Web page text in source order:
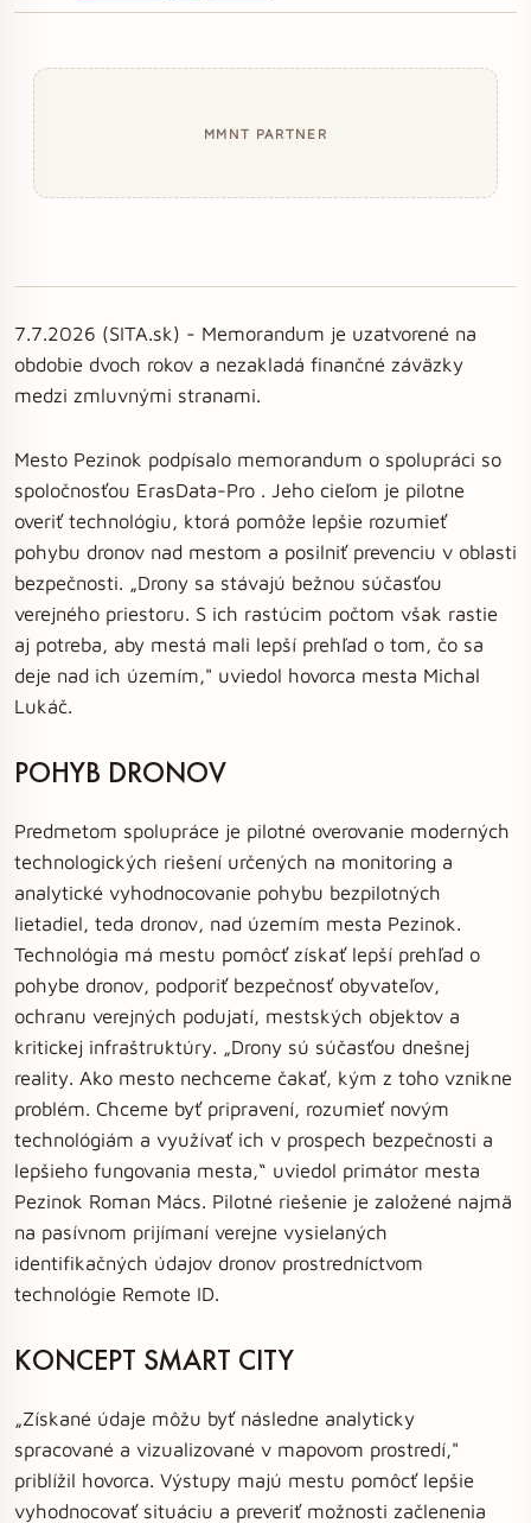
MMNT PARTNER
7.7.2026 (SITA.sk) - Memorandum je uzatvorené na
obdobie dvoch rokov a nezakladá finančné záväzky
medzi zmluvnými stranami.
Mesto Pezinok podpísalo memorandum o spolupráci so
spoločnosťou ErasData-Pro . Jeho cieľom je pilotne
overiť technológiu, ktorá pomôže lepšie rozumieť
pohybu dronov nad mestom a posilniť prevenciu v oblasti
bezpečnosti. „Drony sa stávajú bežnou súčasťou
verejného priestoru. S ich rastúcim počtom však rastie
aj potreba, aby mestá mali lepší prehľad o tom, čo sa
deje nad ich územím," uviedol hovorca mesta Michal
Lukáč.
POHYB DRONOV
Predmetom spolupráce je pilotné overovanie moderných
technologických riešení určených na monitoring a
analytické vyhodnocovanie pohybu bezpilotných
lietadiel, teda dronov, nad územím mesta Pezinok.
Technológia má mestu pomôcť získať lepší prehľad o
pohybe dronov, podporiť bezpečnosť obyvateľov,
ochranu verejných podujatí, mestských objektov a
kritickej infraštruktúry. „Drony sú súčasťou dnešnej
reality. Ako mesto nechceme čakať, kým z toho vznikne
problém. Chceme byť pripravení, rozumieť novým
technológiám a využívať ich v prospech bezpečnosti a
lepšieho fungovania mesta,“ uviedol primátor mesta
Pezinok Roman Mács. Pilotné riešenie je založené najmä
na pasívnom prijímaní verejne vysielaných
identifikačných údajov dronov prostredníctvom
technológie Remote ID.
KONCEPT SMART CITY
„Získané údaje môžu byť následne analyticky
spracované a vizualizované v mapovom prostredí,"
priblížil hovorca. Výstupy majú mestu pomôcť lepšie
vyhodnocovať situáciu a preveriť možnosti začlenenia